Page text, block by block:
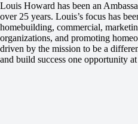
Louis Howard has been an
over 25 years. Louis’s focus has
homebuilding, commercial,
organizations, and promoting
driven by the mission to be a
and build success one opportunity